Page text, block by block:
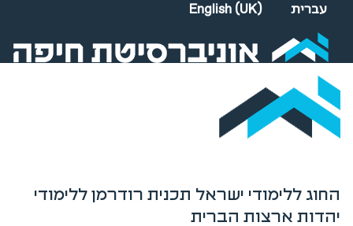
Select your language
עברית English (UK)
החוג ללימודי ישראל תכנית רודרמן ללימודי
יהדות ארצות הברית